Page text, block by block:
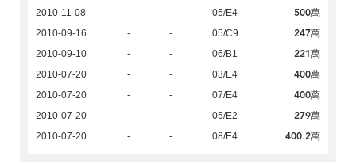
2010-11-08 - - 05/E4 500萬
2010-09-16 - - 05/C9 247萬
2010-09-10 - - 06/B1 221萬
2010-07-20 - - 03/E4 400萬
2010-07-20 - - 07/E4 400萬
2010-07-20 - - 05/E2 279萬
2010-07-20 - - 08/E4 400.2萬